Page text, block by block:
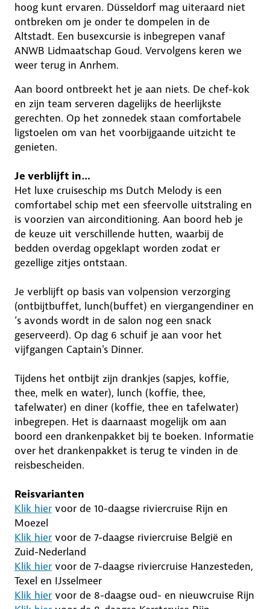
hoog kunt ervaren. Düsseldorf mag uiteraard niet
ontbreken om je onder te dompelen in de
Altstadt. Een busexcursie is inbegrepen vanaf
ANWB Lidmaatschap Goud. Vervolgens keren we
weer terug in Anrhem.
Aan boord ontbreekt het je aan niets. De chef-kok
en zijn team serveren dagelijks de heerlijkste
gerechten. Op het zonnedek staan comfortabele
ligstoelen om van het voorbijgaande uitzicht te
genieten.
Je verblijft in…
Het luxe cruiseschip ms Dutch Melody is een
comfortabel schip met een sfeervolle uitstraling en
is voorzien van airconditioning. Aan boord heb je
de keuze uit verschillende hutten, waarbij de
bedden overdag opgeklapt worden zodat er
gezellige zitjes ontstaan.
Je verblijft op basis van volpension verzorging
(ontbijtbuffet, lunch(buffet) en viergangendiner en
’s avonds wordt in de salon nog een snack
geserveerd). Op dag 6 schuif je aan voor het
vijfgangen Captain's Dinner.
Tijdens het ontbijt zijn drankjes (sapjes, koffie,
thee, melk en water), lunch (koffie, thee,
tafelwater) en diner (koffie, thee en tafelwater)
inbegrepen. Het is daarnaast mogelijk om aan
boord een drankenpakket bij te boeken. Informatie
over het drankenpakket is terug te vinden in de
reisbescheiden.
Reisvarianten
Klik hier voor de 10-daagse riviercruise Rijn en
Moezel
Klik hier voor de 7-daagse riviercruise België en
Zuid-Nederland
Klik hier voor de 7-daagse riviercruise Hanzesteden,
Texel en IJsselmeer
Klik hier voor de 8-daagse oud- en nieuwcruise Rijn